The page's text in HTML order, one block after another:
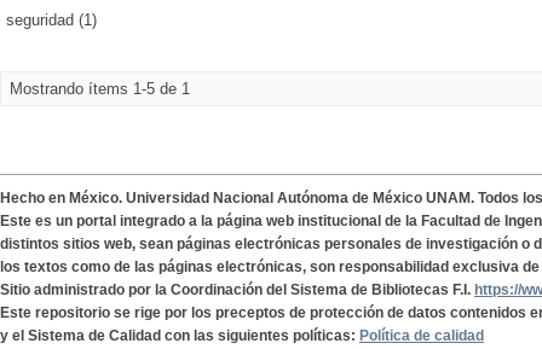
seguridad (1)
Mostrando ítems 1-5 de 1
Hecho en México. Universidad Nacional Autónoma de México UNAM. Todos
Este es un portal integrado a la página web institucional de la Facultad de
distintos sitios web, sean páginas electrónicas personales de investigación o
los textos como de las páginas electrónicas, son responsabilidad exclusiva
Sitio administrado por la Coordinación del Sistema de Bibliotecas F.I. https://
Este repositorio se rige por los preceptos de protección de datos contenidos
y el Sistema de Calidad con las siguientes políticas: Política de calidad